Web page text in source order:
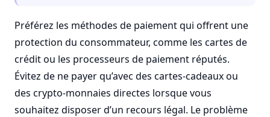
Préférez les méthodes de paiement qui offrent une
protection du consommateur, comme les cartes de
crédit ou les processeurs de paiement réputés.
Évitez de ne payer qu’avec des cartes-cadeaux ou
des crypto-monnaies directes lorsque vous
souhaitez disposer d’un recours légal. Le problème